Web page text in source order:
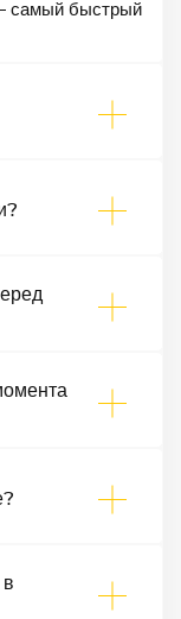
самый быстрый
в